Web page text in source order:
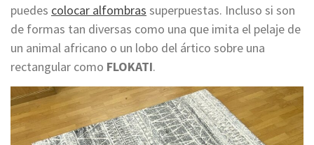
puedes colocar alfombras superpuestas. Incluso si son
de formas tan diversas como una que imita el pelaje de
un animal africano o un lobo del ártico sobre una
rectangular como FLOKATI.